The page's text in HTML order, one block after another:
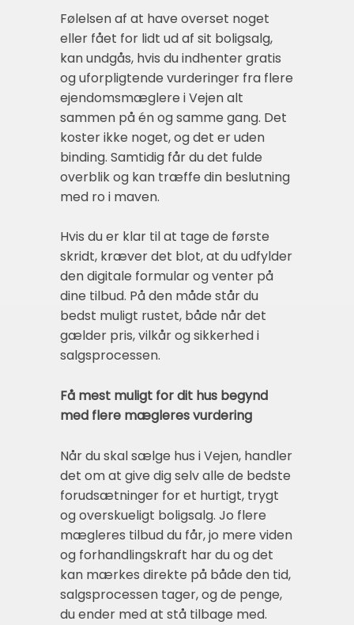
Følelsen af at have overset noget
eller fået for lidt ud af sit boligsalg,
kan undgås, hvis du indhenter gratis
og uforpligtende vurderinger fra flere
ejendomsmæglere i Vejen alt
sammen på én og samme gang. Det
koster ikke noget, og det er uden
binding. Samtidig får du det fulde
overblik og kan træffe din beslutning
med ro i maven.
Hvis du er klar til at tage de første
skridt, kræver det blot, at du udfylder
den digitale formular og venter på
dine tilbud. På den måde står du
bedst muligt rustet, både når det
gælder pris, vilkår og sikkerhed i
salgsprocessen.
Få mest muligt for dit hus begynd
med flere mægleres vurdering
Når du skal sælge hus i Vejen, handler
det om at give dig selv alle de bedste
forudsætninger for et hurtigt, trygt
og overskueligt boligsalg. Jo flere
mægleres tilbud du får, jo mere viden
og forhandlingskraft har du og det
kan mærkes direkte på både den tid,
salgsprocessen tager, og de penge,
du ender med at stå tilbage med.